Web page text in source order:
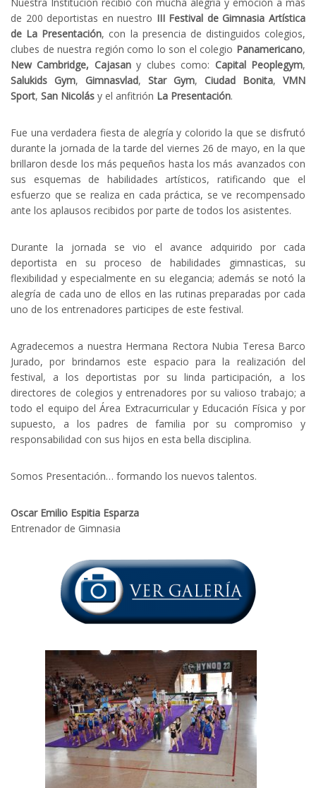
de 200 deportistas en nuestro III Festival de Gimnasia Artística
de La Presentación, con la presencia de distinguidos colegios,
clubes de nuestra región como lo son el colegio Panamericano,
New Cambridge, Cajasany clubes como: Capital Peoplegym,
Salukids Gym, Gimnasvlad, Star Gym, Ciudad Bonita, VMN
Sport, San Nicolás y el anfitrión La Presentación.
Fue una verdadera fiesta de alegría y colorido la que se disfrutó
durante la jornada de la tarde del viernes 26 de mayo, en la que
brillaron desde los más pequeños hasta los más avanzados con
sus esquemas de habilidades artísticos, ratificando que el
esfuerzo que se realiza en cada práctica, se ve recompensado
ante los aplausos recibidos por parte de todos los asistentes.
Durante la jornada se vio el avance adquirido por cada
deportista en su proceso de habilidades gimnasticas, su
flexibilidad y especialmente en su elegancia; además se notó la
alegría de cada uno de ellos en las rutinas preparadas por cada
uno de los entrenadores participes de este festival.
Agradecemos a nuestra Hermana Rectora Nubia Teresa Barco
Jurado, por brindarnos este espacio para la realización del
festival, a los deportistas por su linda participación, a los
directores de colegios y entrenadores por su valioso trabajo; a
todo el equipo del Área Extracurricular y Educación Física y por
supuesto, a los padres de familia por su compromiso y
responsabilidad con sus hijos en esta bella disciplina.
Somos Presentación… formando los nuevos talentos.
Oscar Emilio Espitia Esparza
Entrenador de Gimnasia